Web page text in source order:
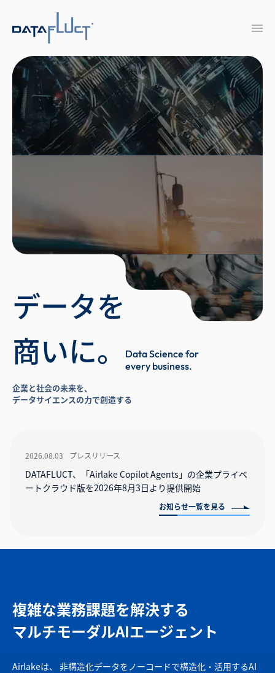
データを
商いに。
Data Science for
every business.
企業と社会の未来を、
データサイエンスの力で創造する
2026.08.03 プレスリリース
DATAFLUCT、「Airlake Copilot Agents」の企業プライベ
ートクラウド版を2026年8月3日より提供開始
お知らせ一覧を見る
複雑な業務課題を解決する
マルチモーダルAIエージェント
Airlakeは、 非構造化データをノーコードで構造化・活用するAI